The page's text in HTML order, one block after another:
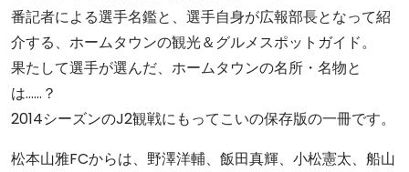
番記者による選手名鑑と、選手自身が広報部長となって紹
介する、ホームタウンの観光＆グルメスポットガイド。
果たして選手が選んだ、ホームタウンの名所・名物と
は……？
2014シーズンのJ2観戦にもってこいの保存版の一冊です。
松本山雅FCからは、野澤洋輔、飯田真輝、小松憲太、船山